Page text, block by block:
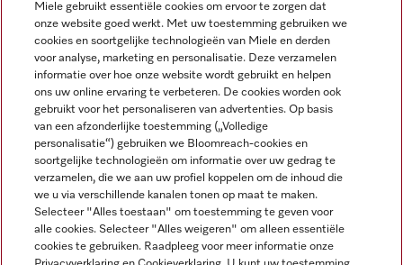
Wettelijke Informatie
Algemene voorwaarden
Privacybeleid
Miele op Facebook
Miele op Youtube
Miele op Instagram
Miele op Pinterest
Miele gebruikt essentiële cookies om ervoor te zorgen dat
onze website goed werkt. Met uw toestemming gebruiken we
cookies en soortgelijke technologieën van Miele en derden
voor analyse, marketing en personalisatie. Deze verzamelen
informatie over hoe onze website wordt gebruikt en helpen
ons uw online ervaring te verbeteren. De cookies worden ook
gebruikt voor het personaliseren van advertenties. Op basis
van een afzonderlijke toestemming („Volledige
personalisatie“) gebruiken we Bloomreach-cookies en
soortgelijke technologieën om informatie over uw gedrag te
verzamelen, die we aan uw profiel koppelen om de inhoud die
we u via verschillende kanalen tonen op maat te maken.
Selecteer "Alles toestaan" om toestemming te geven voor
alle cookies. Selecteer "Alles weigeren" om alleen essentiële
cookies te gebruiken. Raadpleeg voor meer informatie onze